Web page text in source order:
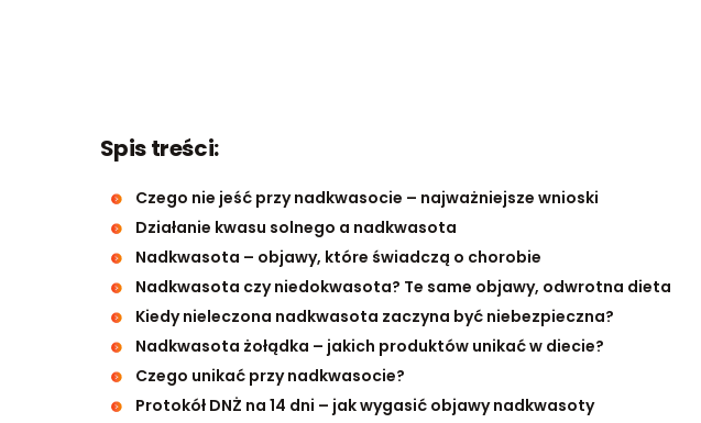
Spis treści:
Czego nie jeść przy nadkwasocie – najważniejsze wnioski
Działanie kwasu solnego a nadkwasota
Nadkwasota – objawy, które świadczą o chorobie
Nadkwasota czy niedokwasota? Te same objawy, odwrotna dieta
Kiedy nieleczona nadkwasota zaczyna być niebezpieczna?
Nadkwasota żołądka – jakich produktów unikać w diecie?
Czego unikać przy nadkwasocie?
Protokół DNŻ na 14 dni – jak wygasić objawy nadkwasoty